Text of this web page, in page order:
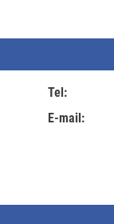
Tel:
E-mail: